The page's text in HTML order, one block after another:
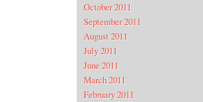
October 2011
September 2011
August 2011
July 2011
June 2011
March 2011
February 2011